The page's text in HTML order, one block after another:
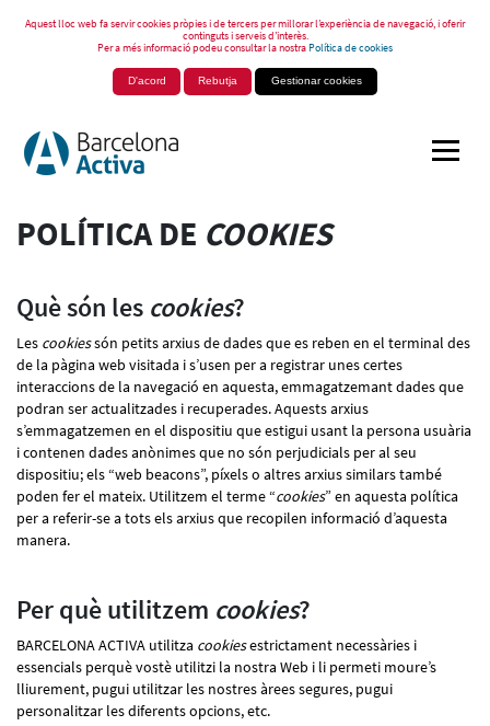
Aquest lloc web fa servir cookies pròpies i de tercers per millorar l’experiència de navegació, i oferir
continguts i serveis d’interès.
Per a més informació podeu consultar la nostraPolítica de cookies
D'acord Rebutja Gestionar cookies
POLÍTICA DE COOKIES
Què són les cookies?
Les cookiessón petits arxius de dades que es reben en el terminal des
de la pàgina web visitada i s’usen per a registrar unes certes
interaccions de la navegació en aquesta, emmagatzemant dades que
podran ser actualitzades i recuperades. Aquests arxius
s’emmagatzemen en el dispositiu que estigui usant la persona usuària
i contenen dades anònimes que no són perjudicials per al seu
dispositiu; els “web beacons”, píxels o altres arxius similars també
poden fer el mateix. Utilitzem el terme “cookies” en aquesta política
per a referir-se a tots els arxius que recopilen informació d’aquesta
manera.
Per què utilitzem cookies?
BARCELONA ACTIVA utilitza cookiesestrictament necessàries i
essencials perquè vostè utilitzi la nostra Web i li permeti moure’s
lliurement, pugui utilitzar les nostres àrees segures, pugui
personalitzar les diferents opcions, etc.